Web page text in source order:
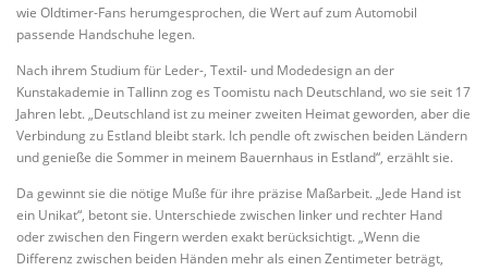
wie Oldtimer-Fans herumgesprochen, die Wert auf zum Automobil
passende Handschuhe legen.
Nach ihrem Studium für Leder-, Textil- und Modedesign an der
Kunstakademie in Tallinn zog es Toomistu nach Deutschland, wo sie seit 17
Jahren lebt. „Deutschland ist zu meiner zweiten Heimat geworden, aber die
Verbindung zu Estland bleibt stark. Ich pendle oft zwischen beiden Ländern
und genieße die Sommer in meinem Bauernhaus in Estland“, erzählt sie.
Da gewinnt sie die nötige Muße für ihre präzise Maßarbeit. „Jede Hand ist
ein Unikat“, betont sie. Unterschiede zwischen linker und rechter Hand
oder zwischen den Fingern werden exakt berücksichtigt. „Wenn die
Differenz zwischen beiden Händen mehr als einen Zentimeter beträgt,